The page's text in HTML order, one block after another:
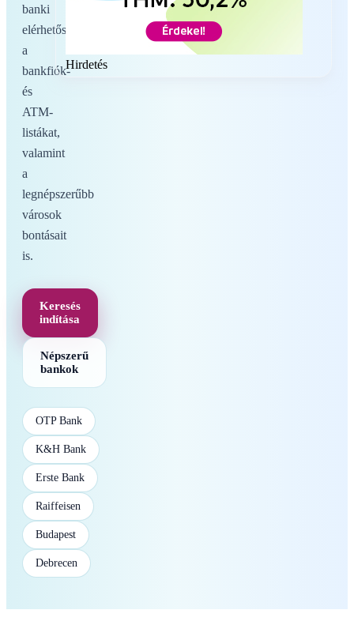
banki
elérhetőségeket,
a
bankfiók-
és
ATM-
listákat,
valamint
a
legnépszerűbb
városok
bontásait
is.
Keresés
indítása
Népszerű
bankok
OTP Bank
K&H Bank
Erste Bank
Raiffeisen
Budapest
Debrecen
Hirdetés